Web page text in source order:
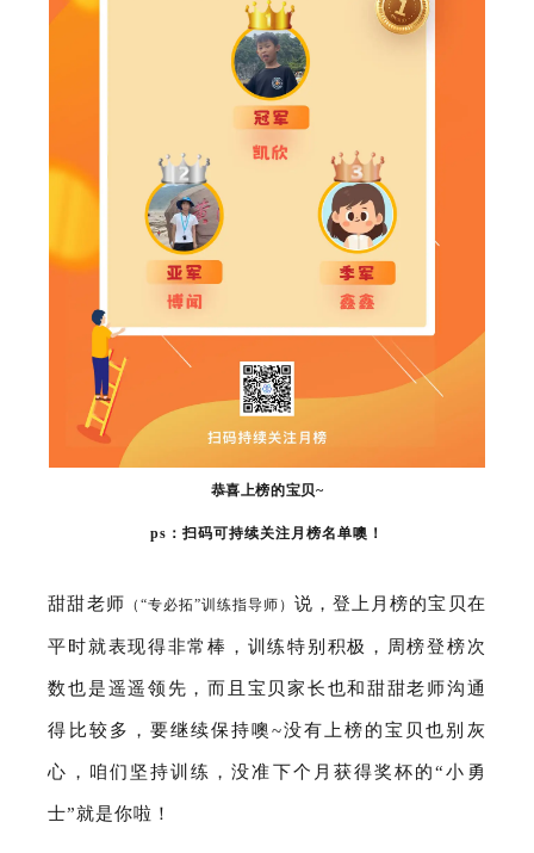
恭喜上榜的宝贝~
ps：扫码可持续关注月榜名单噢！
甜甜老师 （“专必拓”训练指导师）说，登上月榜的宝贝在
平时就表现得非常棒，训练特别积极，周榜登榜次
数也是遥遥领先，而且宝贝家长也和甜甜老师沟通
得比较多，要继续保持噢~没有上榜的宝贝也别灰
心，咱们坚持训练，没准下个月获得奖杯的“小勇
士”就是你啦！